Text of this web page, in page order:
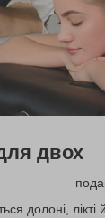
двох
долоні, лікті